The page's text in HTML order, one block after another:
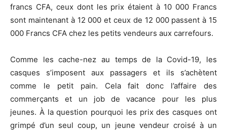
francs CFA, ceux dont les prix étaient à 10 000 Francs
sont maintenant à 12 000 et ceux de 12 000 passent à 15
000 Francs CFA chez les petits vendeurs aux carrefours.
Comme les cache-nez au temps de la Covid-19, les
casques s’imposent aux passagers et ils s’achètent
comme le petit pain. Cela fait donc l’affaire des
commerçants et un job de vacance pour les plus
jeunes. À la question pourquoi les prix des casques ont
grimpé d’un seul coup, un jeune vendeur croisé à un